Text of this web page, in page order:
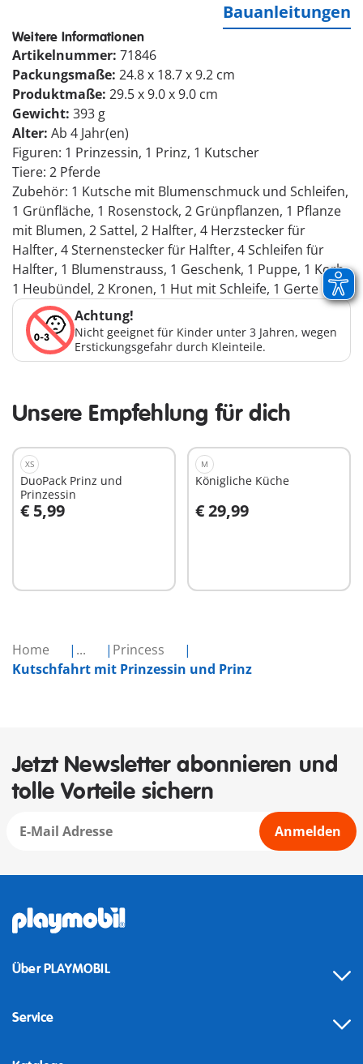
Home ...
Princess
Kutschfahrt mit Prinzessin und Prinz
Bauanleitungen
Weitere Informationen
Artikelnummer: 71846
Packungsmaße: 24.8 x 18.7 x 9.2 cm
Produktmaße: 29.5 x 9.0 x 9.0 cm
Gewicht: 393 g
Alter: Ab 4 Jahr(en)
Figuren: 1 Prinzessin, 1 Prinz, 1 Kutscher
Tiere: 2 Pferde
Zubehör: 1 Kutsche mit Blumenschmuck und Schleifen,
1 Grünfläche, 1 Rosenstock, 2 Grünpflanzen, 1 Pflanze
mit Blumen, 2 Sattel, 2 Halfter, 4 Herzstecker für
Halfter, 4 Sternenstecker für Halfter, 4 Schleifen für
Halfter, 1 Blumenstrauss, 1 Geschenk, 1 Puppe, 1 Korb,
1 Heubündel, 2 Kronen, 1 Hut mit Schleife, 1 Gerte
Achtung!
Nicht geeignet für Kinder unter 3 Jahren, wegen
Erstickungsgefahr durch Kleinteile.
Unsere Empfehlung für dich
XS
DuoPack Prinz und
Prinzessin
€ 5,99
In den Warenkorb
M
Königliche Küche
€ 29,99
In den Warenkorb
Jetzt Newsletter abonnieren und
tolle Vorteile sichern
Anmelden
Über PLAYMOBIL
Service